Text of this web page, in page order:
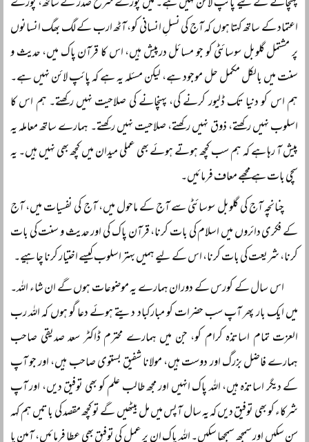
اعتماد کے ساتھ کہتا ہوں کہ آج کی نسلِ انسانی کو، آٹھ ارب کے لگ بھگ انسانوں
پر مشتمل گلوبل سوسائٹی کو جو مسائل درپیش ہیں، اس کا قرآن پاک میں، حدیث و
سنت میں بالکل مکمل حل موجود ہے، لیکن مسئلہ یہ ہے کہ پائپ لائن نہیں ہے۔
ہم اس کو دنیا تک ڈلیور کرنے کی، پہنچانے کی صلاحیت نہیں رکھتے۔ ہم اس کا
اسلوب نہیں رکھتے، ذوق نہیں رکھتے، صلاحیت نہیں رکھتے۔ ہمارے ساتھ معاملہ یہ
پیش آ رہا ہے کہ ہم سب کچھ ہوتے ہوئے بھی عملی میدان میں کچھ بھی نہیں ہیں۔ یہ
سچی بات ہے مجھے معاف فرمائیں۔
چنانچہ آج کی گلوبل سوسائٹی سے آج کے ماحول میں، آج کی نفسیات میں، آج
کے فکری دائروں میں اسلام کی بات کرنا، قرآن پاک کی اور حدیث و سنت کی بات
کرنا، شریعت کی بات کرنا، اس کے لیے ہمیں بہتر اسلوب کیسے اختیار کرنا چاہیے۔
اس سال کے کورس کے دوران ہمارے یہ موضوعات ہوں گے ان شاء اللہ۔
میں ایک بار پھر آپ سب حضرات کو مبارکباد دیتے ہوئے دعا گو ہوں کہ اللہ رب
العزت تمام اساتذہ کرام کو، جن میں ہمارے محترم ڈاکٹر سعد صدیقی صاحب
ہمارے فاضل بزرگ اور دوست ہیں، مولانا شفیق بستوی صاحب ہیں، اور جو آپ
کے دیگر اساتذہ ہیں، اللہ پاک انہیں اور مجھ طالب علم کو بھی توفیق دیں، اور آپ
شرکاء کو بھی توفیق دیں کہ یہ سال آپس میں مل بیٹھیں گے تو کچھ مقصد کی باتیں ہم کہہ